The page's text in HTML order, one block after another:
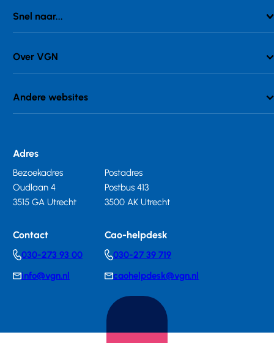
Snel naar...
Over VGN
Andere websites
Adres
Bezoekadres
Oudlaan 4
3515 GA Utrecht
Postadres
Postbus 413
3500 AK Utrecht
Contact
Telephonenumber
030-273 93 00
E-info@vgn.nl
Cao-helpdesk
Telephonenumber
030-27 39 719
E-caohelpdesk@vgn.nl